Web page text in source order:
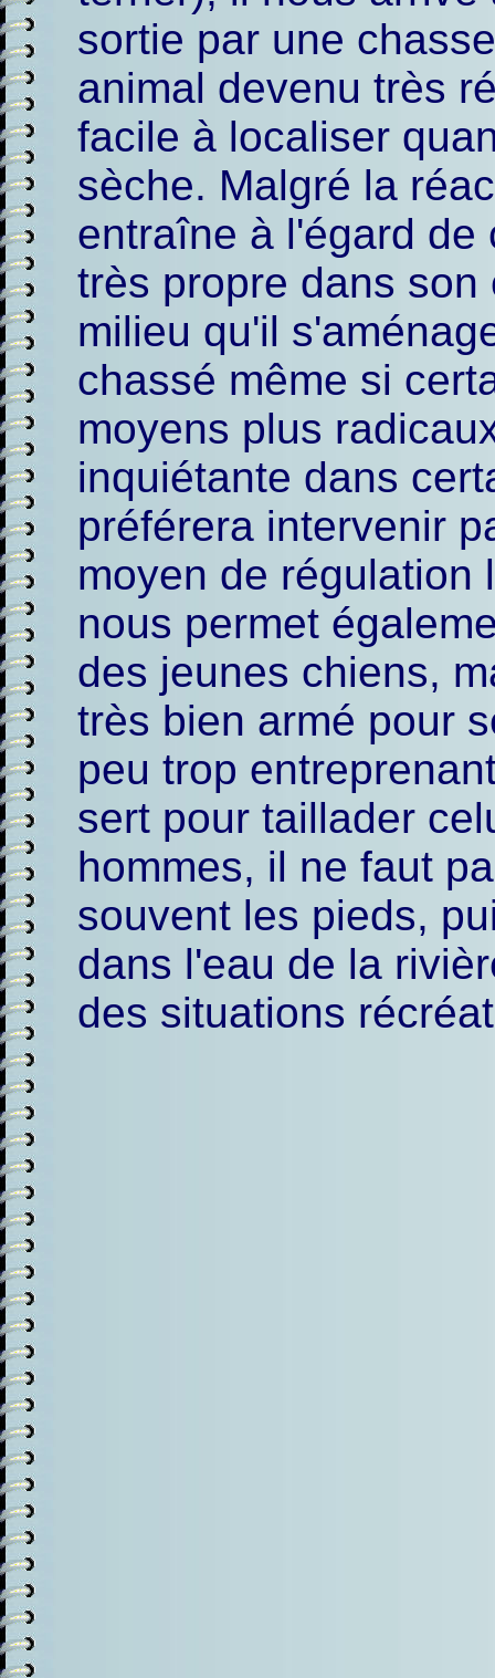
sortie par une
animal devenu très
facile à localiser
sèche. Malgré la
entraîne à l'égard de
très propre dans
milieu qu'il
chassé même si
moyens plus
inquiétante dans
préférera intervenir
moyen de régulation
nous permet
des jeunes chiens,
très bien armé pour
peu trop
sert pour taillader
hommes, il ne faut
souvent les pieds,
dans l'eau de la
des situations